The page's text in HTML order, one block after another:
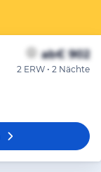
ab€ 902
2 ERW • 2 Nächte